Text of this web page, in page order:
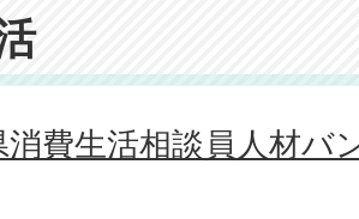
消費生活相談員人材